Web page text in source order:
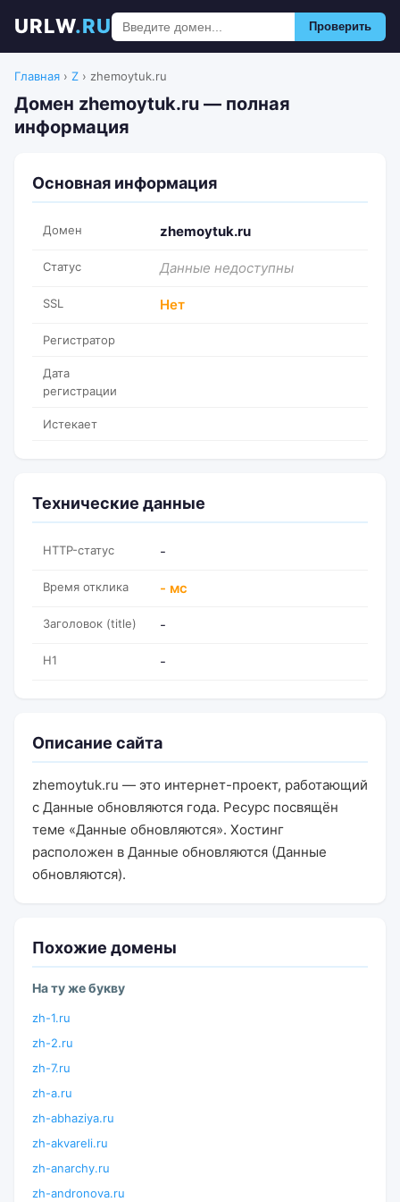
URLW.RU Проверить
Главная › Z › zhemoytuk.ru
Домен zhemoytuk.ru — полная
информация
Основная информация
Домен zhemoytuk.ru
Статус Данные недоступны
SSL Нет
Регистратор
Дата
регистрации
Истекает
Технические данные
HTTP-статус -
Время отклика - мс
Заголовок (title) -
H1 -
Описание сайта
zhemoytuk.ru — это интернет-проект, работающий
с Данные обновляются года. Ресурс посвящён
теме «Данные обновляются». Хостинг
расположен в Данные обновляются (Данные
обновляются).
Похожие домены
На ту же букву
zh-1.ru
zh-2.ru
zh-7.ru
zh-a.ru
zh-abhaziya.ru
zh-akvareli.ru
zh-anarchy.ru
zh-andronova.ru